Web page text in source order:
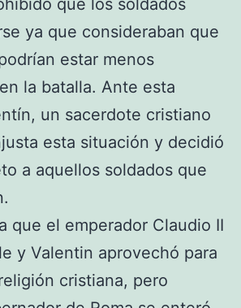
ya que consideraban que
estar menos
la batalla. Ante esta
un sacerdote cristiano
esta situación y decidió
a aquellos soldados que
que el emperador Claudio II
y Valentin aprovechó para
cristiana, pero